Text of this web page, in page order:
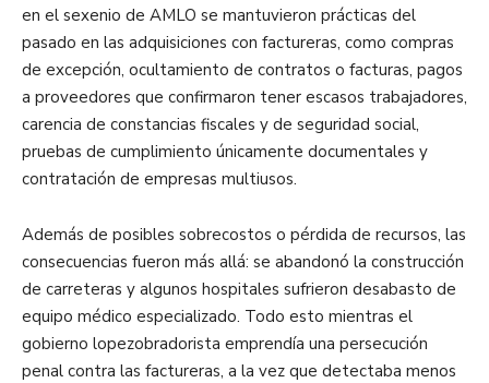
en el sexenio de AMLO se mantuvieron prácticas del
pasado en las adquisiciones con factureras, como compras
de excepción, ocultamiento de contratos o facturas, pagos
a proveedores que confirmaron tener escasos trabajadores,
carencia de constancias fiscales y de seguridad social,
pruebas de cumplimiento únicamente documentales y
contratación de empresas multiusos.
Además de posibles sobrecostos o pérdida de recursos, las
consecuencias fueron más allá: se abandonó la construcción
de carreteras y algunos hospitales sufrieron desabasto de
equipo médico especializado. Todo esto mientras el
gobierno lopezobradorista emprendía una persecución
penal contra las factureras, a la vez que detectaba menos